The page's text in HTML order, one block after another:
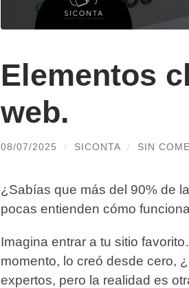
Elementos
web.
08/07/2025 / SICONTA / SIN
¿Sabías que más del 90% de
pocas entienden cómo
Imagina entrar a tu sitio
momento, lo creó desde cero,
expertos, pero la realidad es